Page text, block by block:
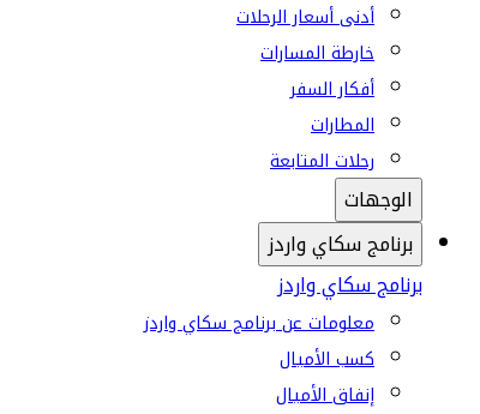
أدنى أسعار الرحلات
خارطة المسارات
أفكار السفر
المطارات
رحلات المتابعة
الوجهات
برنامج سكاي واردز
برنامج سكاي واردز
معلومات عن برنامج سكاي واردز
كسب الأميال
إنفاق الأميال